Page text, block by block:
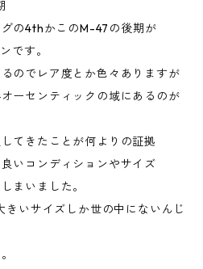
の4thかこのM-47の後期が
です。
のでレア度とか色々ありますが
ーセンティックの域にあるのが
てきたことが何よりの証拠
いコンディションやサイズ
まいました。
いサイズしか世の中にないんじ